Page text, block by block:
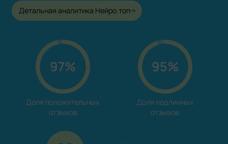
Детальная аналитика Нейро.топ
97%
Доля положительных
отзывов
95%
Доля подлинных
отзывов